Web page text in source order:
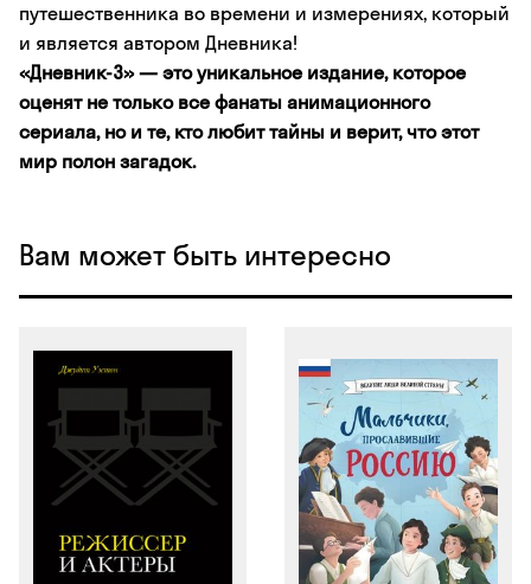
путешественника во времени и измерениях, который
и является автором Дневника!
«Дневник-3» — это уникальное издание, которое
оценят не только все фанаты анимационного
сериала, но и те, кто любит тайны и верит, что этот
мир полон загадок.
Вам может быть интересно